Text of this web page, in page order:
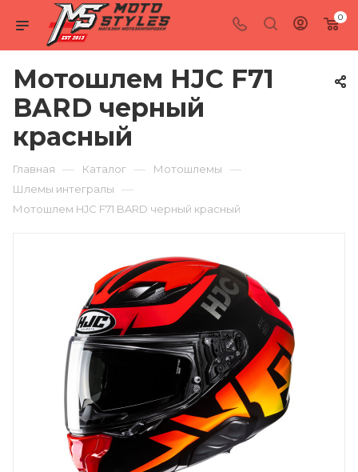
0
Мотошлем HJC F71
BARD черный
красный
Главная — Каталог — Мотошлемы —
Шлемы интегралы —
Мотошлем HJC F71 BARD черный красный